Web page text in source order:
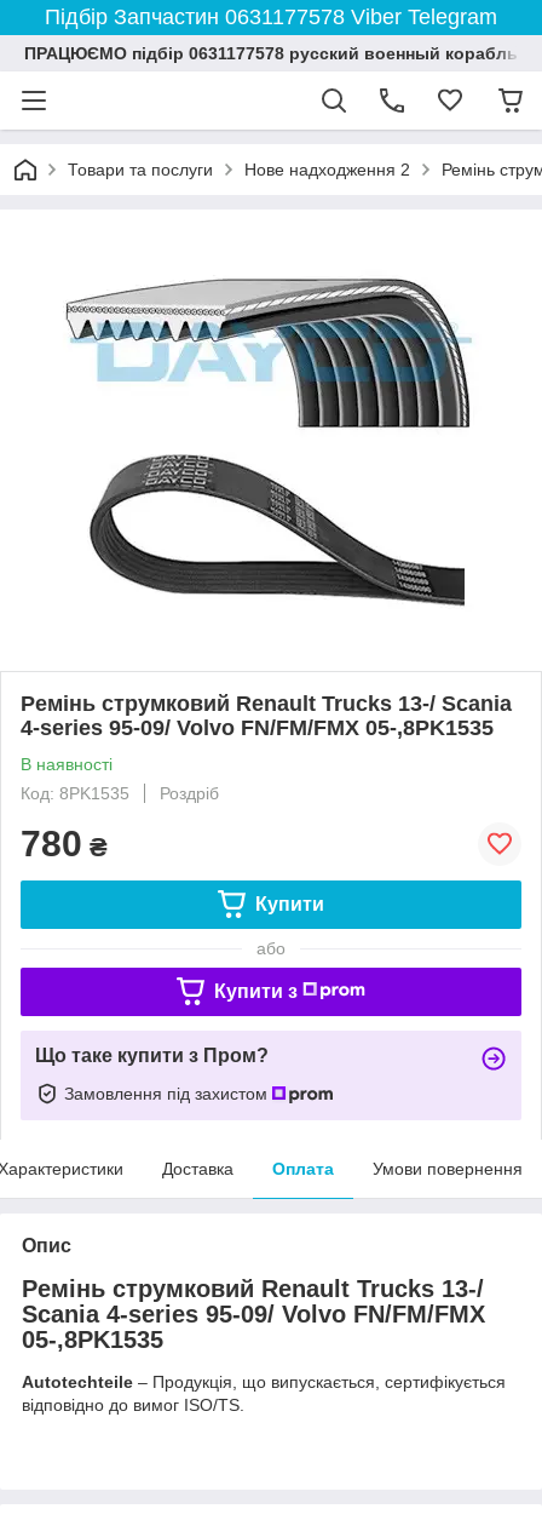
Підбір Запчастин 0631177578 Viber Telegram
ПРАЦЮЄМО підбір 0631177578 русский военный корабль
Товари та послуги Нове надходження 2 Ремінь
Ремінь струмковий Renault Trucks 13-/ Scania
4-series 95-09/ Volvo FN/FM/FMX 05-,8PK1535
В наявності
Код: 8PK1535
Роздріб
780 ₴
Купити
або
Купити з
Що таке купити з Пром?
Замовлення під захистом
Доставка Оплата Умови повернення
Опис
Ремінь струмковий Renault Trucks 13-/
Scania 4-series 95-09/ Volvo FN/FM/FMX
05-,8PK1535
Autotechteile – Продукція, що випускається, сертифікується
відповідно до вимог ISO/TS.